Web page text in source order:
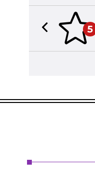
5
Previous slide